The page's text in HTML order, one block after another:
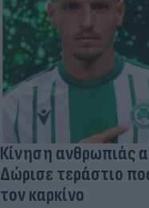
Κίνηση ανθρωπιάς
Δώρισε τεράστιο
τον καρκίνο